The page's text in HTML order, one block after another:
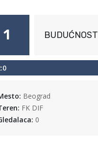
1 BUDUĆNOST
Beograd
FK DIF
0